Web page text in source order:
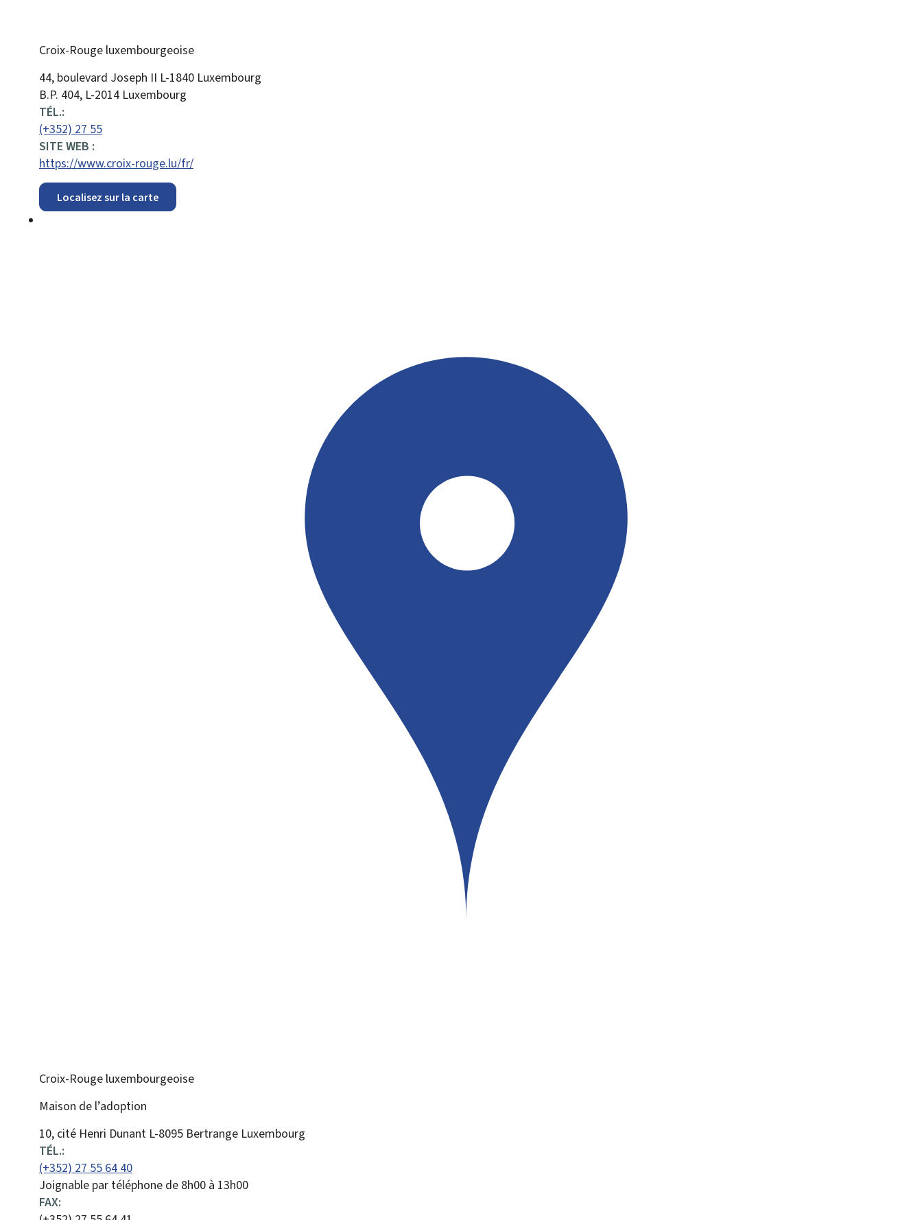
Croix-Rouge luxembourgeoise
ADRESSE
:
44, boulevard Joseph II L-1840 Luxembourg
B.P. 404, L-2014 Luxembourg
TÉL.:
(+352) 27 55
SITE WEB :
https://www.croix-rouge.lu/fr/
Localisez sur la carte
Croix-Rouge luxembourgeoise
Maison de l’adoption
ADRESSE
:
10, cité Henri Dunant L-8095 Bertrange Luxembourg
TÉL.:
(+352) 27 55 64 40
Joignable par téléphone de 8h00 à 13h00
FAX: